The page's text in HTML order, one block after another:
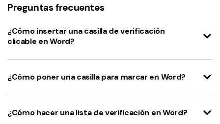
Preguntas frecuentes
¿Cómo insertar una casilla de verificación
clicable en Word?
¿Cómo poner una casilla para marcar en Word?
¿Cómo hacer una lista de verificación en Word?